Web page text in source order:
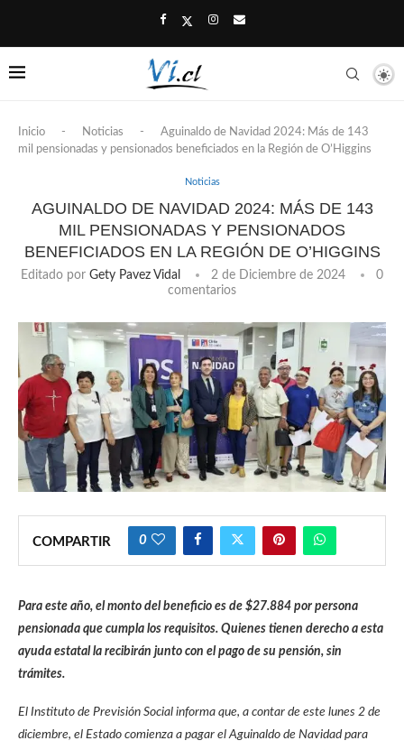
Inicio - Noticias -
Aguinaldo de Navidad 2024: Más de 143
mil pensionadas y pensionados beneficiados en la Región de O’Higgins
Noticias
AGUINALDO DE NAVIDAD 2024: MÁS DE 143
MIL PENSIONADAS Y PENSIONADOS
BENEFICIADOS EN LA REGIÓN DE O’HIGGINS
Editado por Gety Pavez Vidal 2 de Diciembre de 2024
0
comentarios
COMPARTIR 0
Para este año, el monto del beneficio es de $27.884 por persona
pensionada que cumpla los requisitos. Quienes tienen derecho a esta
ayuda estatal la recibirán junto con el pago de su pensión, sin
trámites.
El Instituto de Previsión Social informa que, a contar de este lunes 2 de
diciembre, el Estado comienza a pagar el Aguinaldo de Navidad para